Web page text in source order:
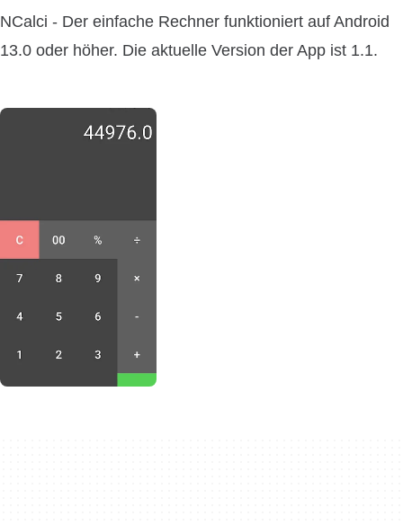
NCalci - Der einfache Rechner funktioniert auf Android
13.0 oder höher. Die aktuelle Version der App ist 1.1.